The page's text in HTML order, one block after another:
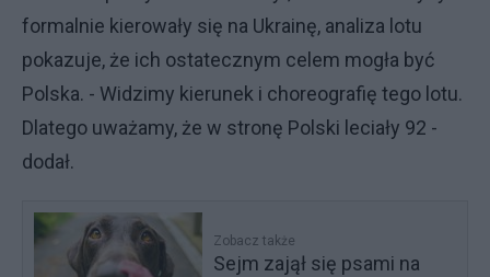
formalnie kierowały się na Ukrainę, analiza lotu
pokazuje, że ich ostatecznym celem mogła być
Polska. - Widzimy kierunek i choreografię tego lotu.
Dlatego uważamy, że w stronę Polski leciały 92 -
dodał.
Zobacz także
Sejm zajął się psami na